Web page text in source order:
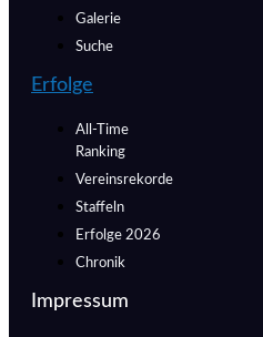
Galerie
Suche
Erfolge
All-Time
Ranking
Vereinsrekorde
Staffeln
Erfolge 2026
Chronik
Impressum